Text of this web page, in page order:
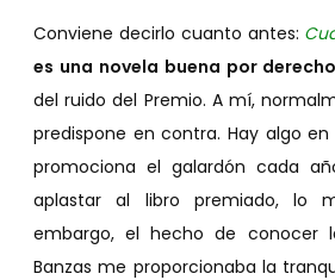
Conviene decirlo cuanto antes:
es una novela buena por
del ruido del Premio. A mí,
predispone en contra. Hay algo
promociona el galardón cada
aplastar al libro premiado, lo
embargo, el hecho de conocer
Banzas me proporcionaba la